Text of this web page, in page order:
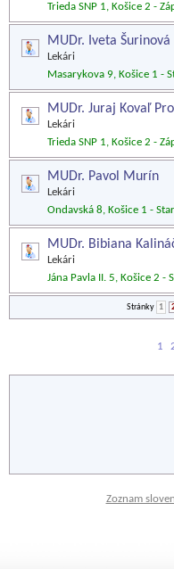
Trieda SNP 1, Košice 2 -
MUDr. Iveta Šurinová
Lekári
Masarykova 9, Košice 1 -
MUDr. Juraj Kovaľ
Lekári
Trieda SNP 1, Košice 2 -
MUDr. Pavol Murín
Lekári
Ondavská 8, Košice 1 -
MUDr. Bibiana
Lekári
Jána Pavla II. 5, Košice 2 -
Stránky 1
1
Zoznam